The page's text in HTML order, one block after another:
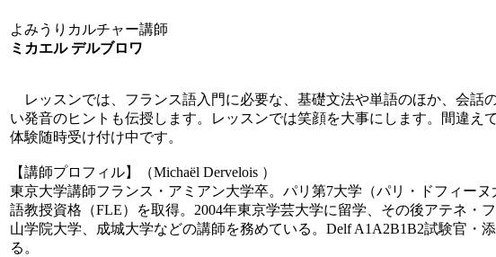
よみうりカルチャー講師
ミカエル デルブロワ
レッスンでは、フランス語入門に必要な、基礎文法や単語のほか、会話
い発音のヒントも伝授します。レッスンでは笑顔を大事にします。間違
体験随時受け付け中です。
【講師プロフィル】（Michaël Dervelois ）
東京大学講師フランス・アミアン大学卒。パリ第7大学（パリ・ドフィー
語教授資格（FLE）を取得。2004年東京学芸大学に留学、その後アテネ
山学院大学、成城大学などの講師を務めている。Delf A1A2B1B2試験官
る。